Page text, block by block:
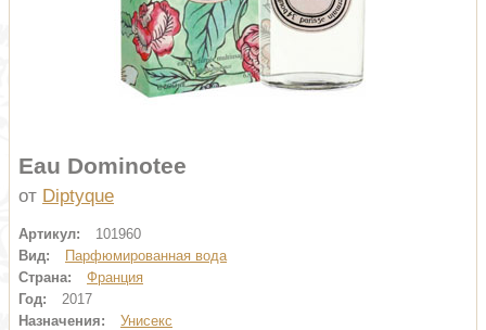
Eau Dominotee
от Diptyque
Артикул:
101960
Вид:
Парфюмированная вода
Страна:
Франция
Год:
2017
Назначения:
Унисекс